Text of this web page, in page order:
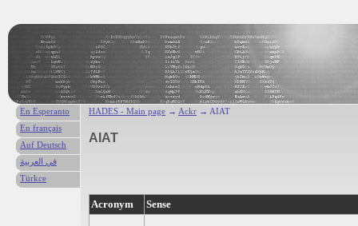
HADES - Main page → Ackr → AIAT
AIAT
Acronym Sense
En Esperanto
En français
Auf Deutsch
في العربية
Türkce